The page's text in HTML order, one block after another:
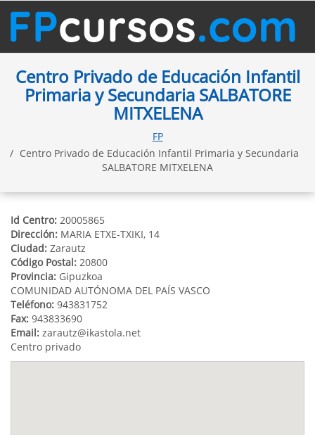
Centro Privado de Educación Infantil
Primaria y Secundaria SALBATORE
MITXELENA
FP
Centro Privado de Educación Infantil Primaria y Secundaria
SALBATORE MITXELENA
Id Centro: 20005865
Dirección: MARIA ETXE-TXIKI, 14
Ciudad: Zarautz
Código Postal: 20800
Provincia: Gipuzkoa
COMUNIDAD AUTÓNOMA DEL PAÍS VASCO
Teléfono: 943831752
Fax: 943833690
Email: zarautz@ikastola.net
Centro privado